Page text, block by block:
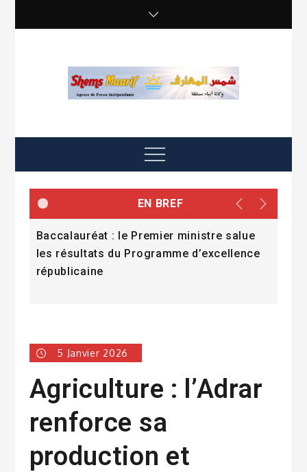
Menu
EN BREF
Baccalauréat : le Premier ministre salue
les résultats du Programme d’excellence
républicaine
5 Janvier 2026
Agriculture : l’Adrar
renforce sa
production et